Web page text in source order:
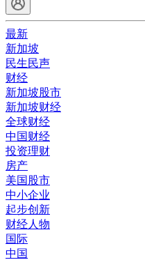
最新
新加坡
民生民声
财经
新加坡股市
新加坡财经
全球财经
中国财经
投资理财
房产
美国股市
中小企业
起步创新
财经人物
国际
中国